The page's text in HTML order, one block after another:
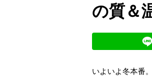
の質＆
いよいよ冬本番